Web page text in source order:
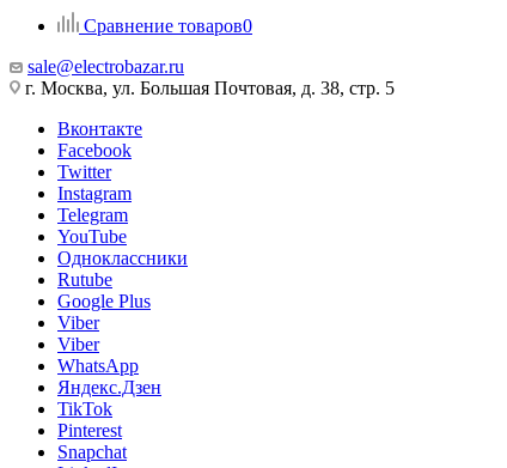
Сравнение товаров0
sale@electrobazar.ru
г. Москва, ул. Большая Почтовая, д. 38, стр. 5
Вконтакте
Facebook
Twitter
Instagram
Telegram
YouTube
Одноклассники
Rutube
Google Plus
Viber
Viber
WhatsApp
Яндекс.Дзен
TikTok
Pinterest
Snapchat